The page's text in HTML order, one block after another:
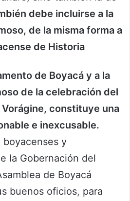
debe incluirse a la
de la misma forma a
de Historia
de Boyacá y a la
de la celebración del
constituye una
e inexcusable.
boyacenses y
la Gobernación del
de Boyacá
buenos oficios, para